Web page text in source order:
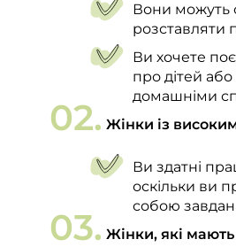
Вони можуть
розставляти
Ви хочете
про дітей
домашніми
Жінки із
Ви здатні
оскільки ви
собою
Жінки, які